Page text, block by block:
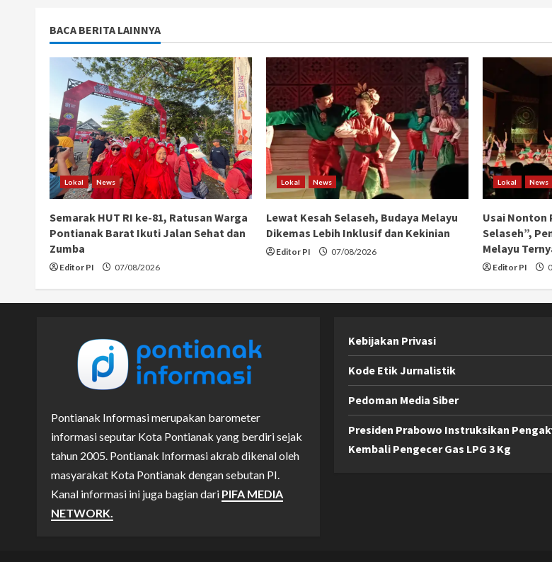
g
BACA BERITA LAINNYA
Lokal News
Semarak HUT RI ke-81, Ratusan Warga
Pontianak Barat Ikuti Jalan Sehat dan
Zumba
Editor PI 07/08/2026
Lokal News
Lewat Kesah Selaseh, Budaya Melayu
Dikemas Lebih Inklusif dan Kekinian
Editor PI 07/08/2026
Lokal News
Usai Nonton
Selaseh”,
Melayu
Editor PI
Pontianak Informasi merupakan barometer
informasi seputar Kota Pontianak yang berdiri sejak
tahun 2005. Pontianak Informasi akrab dikenal oleh
masyarakat Kota Pontianak dengan sebutan PI.
Kanal informasi ini juga bagian dari PIFA MEDIA
NETWORK.
Kebijakan Privasi
Kode Etik Jurnalistik
Pedoman Media Siber
Presiden Prabowo Instruksikan
Kembali Pengecer Gas LPG 3 Kg